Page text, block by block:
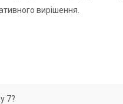
вирішення.
7?